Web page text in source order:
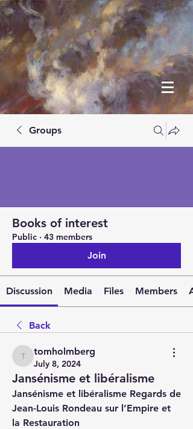
Groups
Books of interest
Public · 43 members
Join
Discussion Media Files Members
Back
tomholmberg
tomholmberg
July 8, 2024
Jansénisme et libéralisme
Jansénisme et libéralisme Regards de
Jean-Louis Rondeau sur l’Empire et
la Restauration